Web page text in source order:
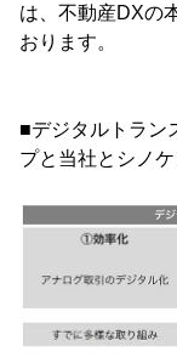
は、不動産DXの
おります。
■デジタルトラン
プと当社とシノ